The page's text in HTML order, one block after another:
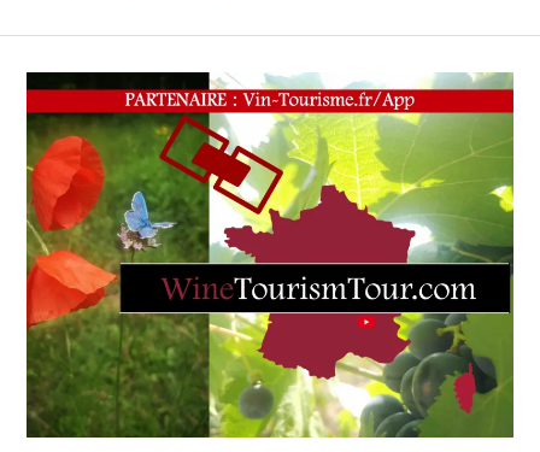
VIN
PRODUCTEURS
TERROIR,
RESTAURATEUR,
CHEF,
CUISINIER,
ŒNOLOGUE,
SOMMELIER,
SALONS
INTERNATIONAUX,
VIGNOBLES,
WINE
TASTING
VOUCHER,
WINE
TOURISM